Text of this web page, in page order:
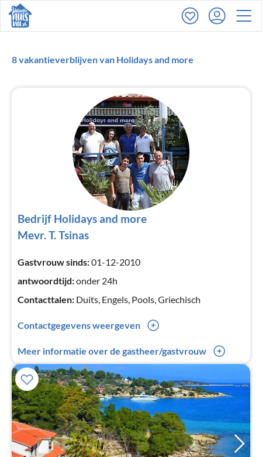
8 vakantieverblijven van Holidays and more
Bedrijf Holidays and more
Mevr. T. Tsinas
Gastvrouw sinds:01-12-2010
antwoordtijd:onder 24h
Contacttalen: Duits, Engels, Pools, Griechisch
Contactgegevens weergeven
0049(0) 6984269444
Meer informatie over de gastheer/gastvrouw
Oktober - mei: klok - klok / Juni - september: klok - klok
Het informatiecentrum, goedgekeurd en gecertificeerd
door de EOT (Griekse Nationale Dienst voor Toerisme),
is het hele jaar geopend voor alle vakantiegangers die op
zoek zijn naar informatie. Het informatiecentrum ligt in
het dorp Psakoudia, in het centrum van het dorp
tegenover het verlichte informatiebord en bevindt zich